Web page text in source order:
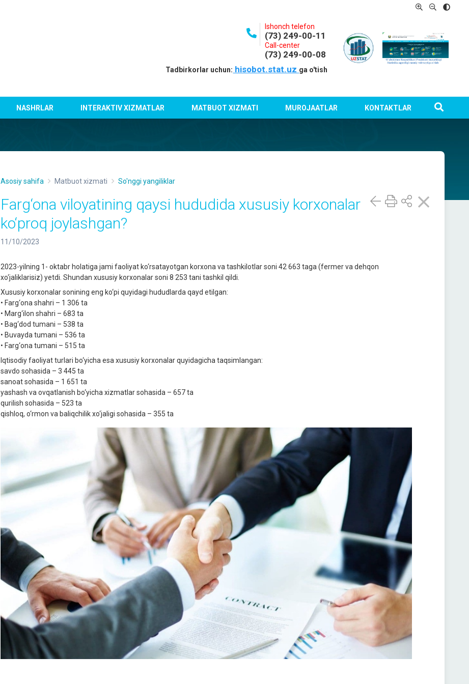
Ishonch telefon
(73) 249-00-11
Call-center
(73) 249-00-08
Tadbirkorlar uchun: hisobot.stat.uz ga o'tish
NASHRLAR INTERAKTIV XIZMATLAR MATBUOT XIZMATI MUROJAATLAR KONTAKTLAR
Asosiy sahifa Matbuot xizmati So'nggi yangiliklar
Farg‘ona viloyatining qaysi hududida xususiy korxonalar
ko‘proq joylashgan?
11/10/2023
2023-yilning 1- oktabr holatiga jami faoliyat ko‘rsatayotgan korxona va tashkilotlar soni 42 663 taga (fermer va dehqon
xo‘jaliklarisiz) yetdi. Shundan xususiy korxonalar soni 8 253 tani tashkil qildi.
Xususiy korxonalar sonining eng ko‘pi quyidagi hududlarda qayd etilgan:
• Farg‘ona shahri – 1 306 ta
• Marg‘ilon shahri – 683 ta
• Bag‘dod tumani – 538 ta
• Buvayda tumani – 536 ta
• Farg‘ona tumani – 515 ta
Iqtisodiy faoliyat turlari bo‘yicha esa xususiy korxonalar quyidagicha taqsimlangan:
savdo sohasida – 3 445 ta
sanoat sohasida – 1 651 ta
yashash va ovqatlanish bo‘yicha xizmatlar sohasida – 657 ta
qurilish sohasida – 523 ta
qishloq, o‘rmon va baliqchilik xo‘jaligi sohasida – 355 ta